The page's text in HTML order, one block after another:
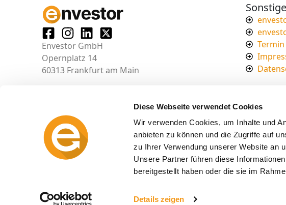
Diese Webseite verwendet Cookies
Wir verwenden Cookies, um Inhalte und
anbieten zu können und die Zugriffe auf
zu Ihrer Verwendung unserer Website an
Unsere Partner führen diese
bereitgestellt haben oder die sie im
Details zeigen
Envestor GmbH
Opernplatz 14
60313 Frankfurt am Main
© 2026 envestor.de